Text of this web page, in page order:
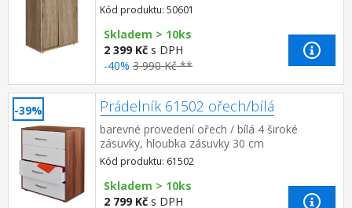
Kód produktu: 50601
Skladem > 10ks
2 399 Kč s DPH
-40% 3 990 Kč **
-39% Prádelník 61502 ořech/bílá
barevné provedení ořech / bílá 4 široké
zásuvky, hloubka zásuvky 30 cm
Kód produktu: 61502
Skladem > 10ks
2 799 Kč s DPH